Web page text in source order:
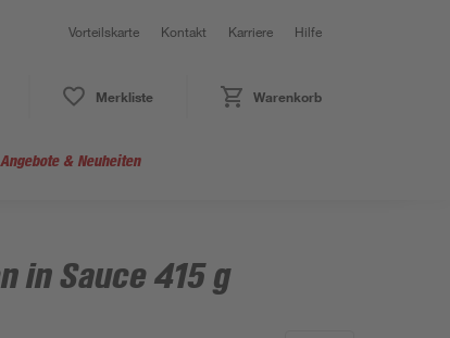
Vorteilskarte Kontakt Karriere Hilfe
Merkliste Warenkorb
Angebote & Neuheiten
in Sauce 415 g